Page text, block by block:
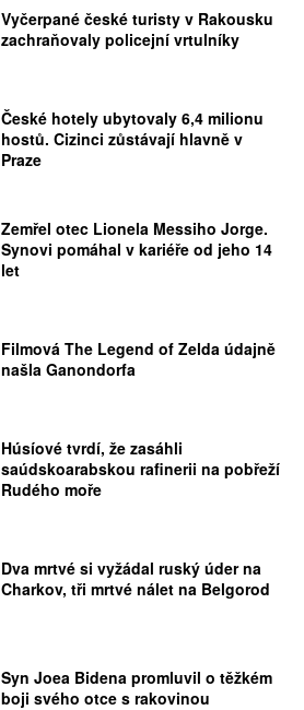
Vyčerpané české turisty v Rakousku
zachraňovaly policejní vrtulníky
České hotely ubytovaly 6,4 milionu
hostů. Cizinci zůstávají hlavně v
Praze
Zemřel otec Lionela Messiho Jorge.
Synovi pomáhal v kariéře od jeho 14
let
Filmová The Legend of Zelda údajně
našla Ganondorfa
Húsíové tvrdí, že zasáhli
saúdskoarabskou rafinerii na pobřeží
Rudého moře
Dva mrtvé si vyžádal ruský úder na
Charkov, tři mrtvé nálet na Belgorod
Syn Joea Bidena promluvil o těžkém
boji svého otce s rakovinou